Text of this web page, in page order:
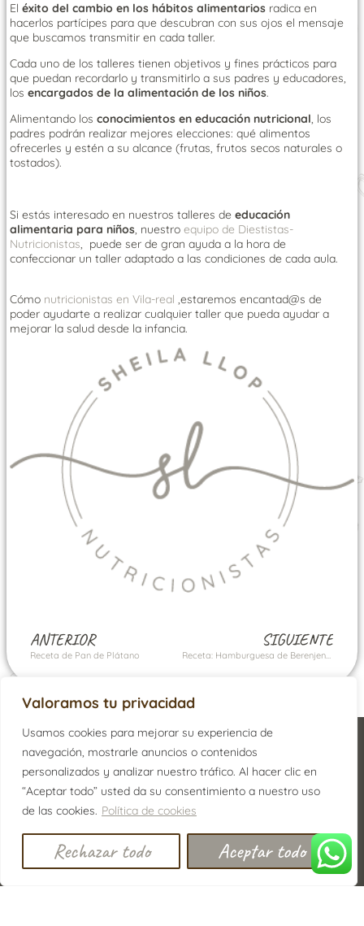
Valoramos tu privacidad
Usamos cookies para mejorar su experiencia de
navegación, mostrarle anuncios o contenidos
personalizados y analizar nuestro tráfico. Al hacer clic en
“Aceptar todo” usted da su consentimiento a nuestro uso
de las cookies. Política de cookies
Rechazar todo Aceptar todo
El éxito del cambio en los hábitos alimentarios radica en
hacerlos partícipes para que descubran con sus ojos el mensaje
que buscamos transmitir en cada taller.
Cada uno de los talleres tienen objetivos y fines prácticos para
que puedan recordarlo y transmitirlo a sus padres y educadores,
los encargados de la alimentación de los niños.
Alimentando los conocimientos en educación nutricional, los
padres podrán realizar mejores elecciones: qué alimentos
ofrecerles y estén a su alcance (frutas, frutos secos naturales o
tostados).
Si estás interesado en nuestros talleres de educación
alimentaria para niños, nuestro equipo de Diestistas-
Nutricionistas, puede ser de gran ayuda a la hora de
confeccionar un taller adaptado a las condiciones de cada aula.
Cómo nutricionistas en Vila-real ,estaremos encantad@s de
poder ayudarte a realizar cualquier taller que pueda ayudar a
mejorar la salud desde la infancia.
ANTERIOR
Receta de Pan de Plátano
SIGUIENTE
Receta: Hamburguesa de Berenjena y Pollo